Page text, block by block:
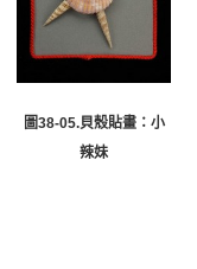
圖38-05.貝殼貼畫：小
辣妹